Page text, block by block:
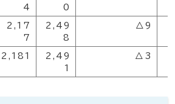
4
0
2,17
7
2,49
8
△9
2,181
2,49
1
△3